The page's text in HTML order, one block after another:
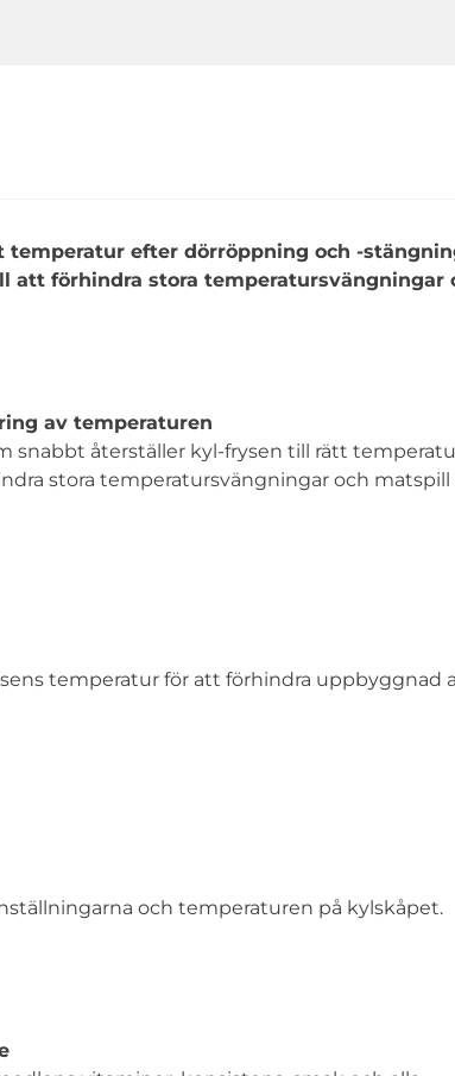
efter dörröppning och -
att förhindra stora temperatursvängningar
av temperaturen
snabbt återställer kyl-frysen till rätt
stora temperatursvängningar och matspill
temperatur för att förhindra uppbyggnad
och temperaturen på kylskåpet.